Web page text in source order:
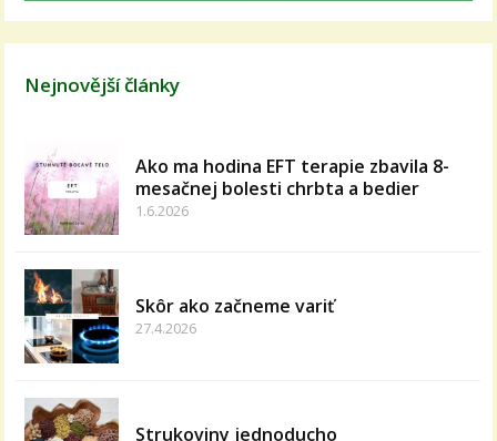
Nejnovější články
Ako ma hodina EFT terapie zbavila 8-
mesačnej bolesti chrbta a bedier
1.6.2026
Skôr ako začneme variť
27.4.2026
Strukoviny jednoducho